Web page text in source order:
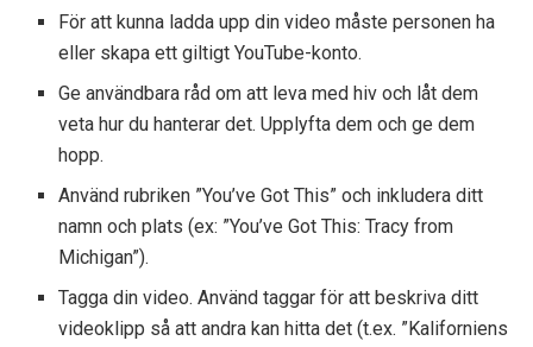
För att kunna ladda upp din video måste personen ha
eller skapa ett giltigt YouTube-konto.
Ge användbara råd om att leva med hiv och låt dem
veta hur du hanterar det. Upplyfta dem och ge dem
hopp.
Använd rubriken ”You’ve Got This” och inkludera ditt
namn och plats (ex: ”You’ve Got This: Tracy from
Michigan”).
Tagga din video. Använd taggar för att beskriva ditt
videoklipp så att andra kan hitta det (t.ex. ”Kaliforniens